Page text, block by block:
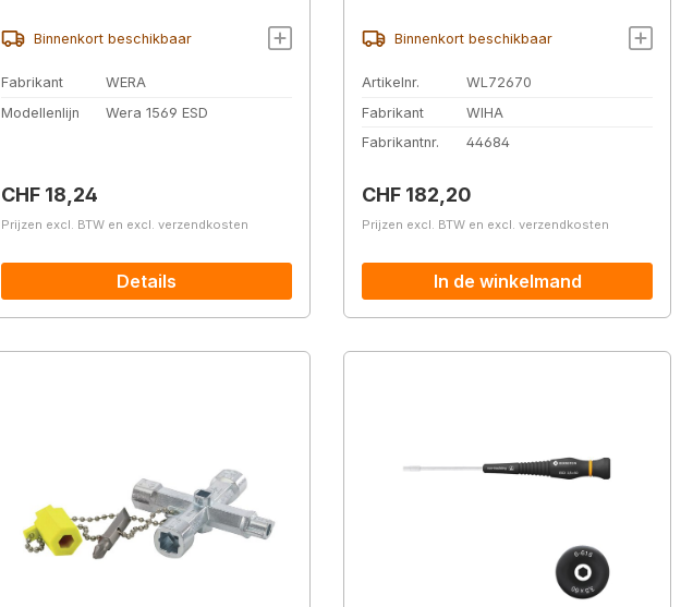
Binnenkort beschikbaar
Fabrikant
WERA
Modellenlijn
Wera 1569 ESD
Normale prijs:
CHF 18,24
Prijzen excl. BTW en excl. verzendkosten
Details
Binnenkort beschikbaar
Artikelnr.
WL72670
Fabrikant
WIHA
Fabrikantnr.
44684
Normale prijs:
CHF 182,20
Prijzen excl. BTW en excl. verzendkosten
In de winkelmand